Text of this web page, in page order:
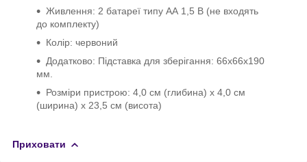
Живлення: 2 батареї типу АА 1,5 В (не входять
до комплекту)
Колір: червоний
Додатково: Підставка для зберігання: 66х66x190
мм.
Розміри пристрою: 4,0 см (глибина) x 4,0 см
(ширина) x 23,5 см (висота)
Приховати